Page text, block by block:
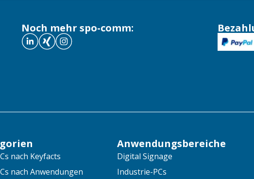
Noch mehr spo-comm:
nach Keyfacts
nach Anwendungen
Anwendungsbereiche
Digital Signage
Industrie-PCs